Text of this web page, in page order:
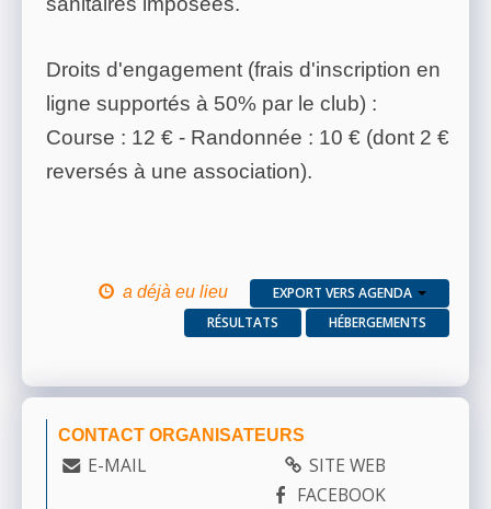
Droits d'engagement (frais d'inscription en
ligne supportés à 50% par le club) :
Course : 12 € - Randonnée : 10 € (dont 2 €
reversés à une association).
a déjà eu lieu
EXPORT VERS AGENDA
RÉSULTATS
HÉBERGEMENTS
CONTACT ORGANISATEURS
E-MAIL
SITE WEB
FACEBOOK